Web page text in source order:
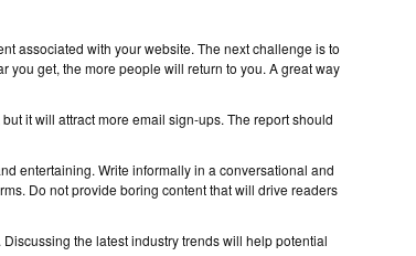
associated with your website. The next challenge is to
you get, the more people will return to you. A great way
it will attract more email sign-ups. The report should
entertaining. Write informally in a conversational and
Do not provide boring content that will drive readers
the latest industry trends will help potential